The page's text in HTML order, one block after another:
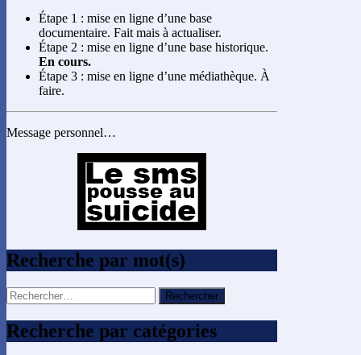
Étape 1 : mise en ligne d’une base
documentaire. Fait mais à actualiser.
Étape 2 : mise en ligne d’une base historique.
En cours.
Étape 3 : mise en ligne d’une médiathèque. À
faire.
Message personnel…
Recherche par mot(s)
Rechercher :
Recherche par catégories